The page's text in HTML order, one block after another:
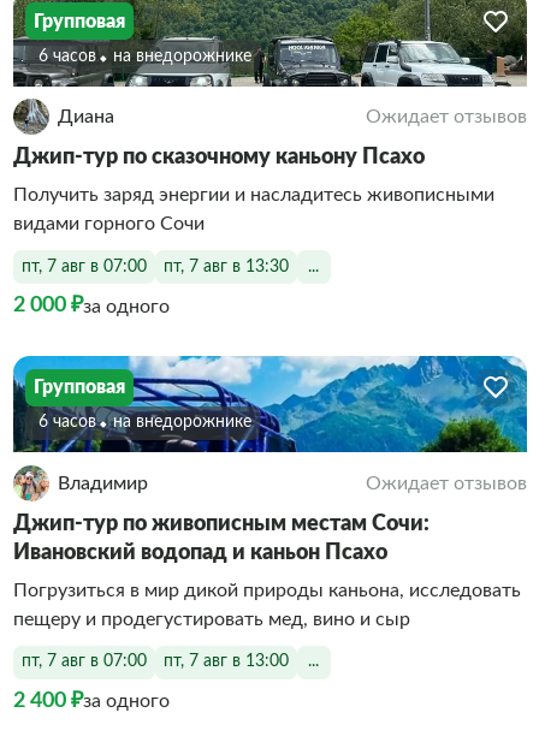
Групповая
6 часов На внедорожнике
Диана Ожидает отзывов
Джип-тур по сказочному каньону Псахо
Получить заряд энергии и насладитесь живописными
видами горного Сочи
пт, 7 авг в 07:00 пт, 7 авг в 13:30 ...
2 000 ₽за одного
Групповая
6 часов На внедорожнике
Владимир Ожидает отзывов
Джип-тур по живописным местам Сочи:
Ивановский водопад и каньон Псахо
Погрузиться в мир дикой природы каньона, исследовать
пещеру и продегустировать мед, вино и сыр
пт, 7 авг в 07:00 пт, 7 авг в 13:00 ...
2 400 ₽за одного